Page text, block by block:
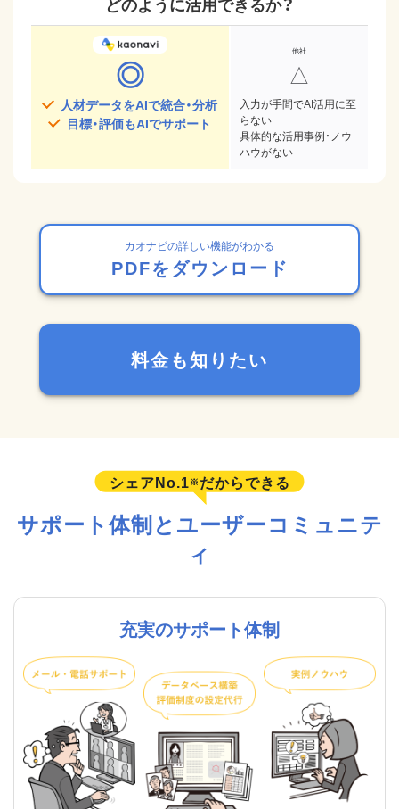
◎
人材データをAIで統合・分析
目標・評価もAIでサポート
△
入力が手間でAI活用に至
らない
具体的な活用事例・ノウ
ハウがない
カオナビの詳しい機能がわかる
PDFをダウンロード
料金も知りたい
シェアNo.1※ だからできる
サポート体制とユーザーコミュニテ
ィ
充実のサポート体制